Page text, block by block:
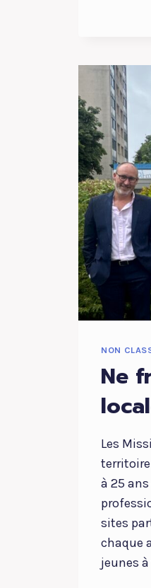
NON
Ne
Les
territoire
à 25
sites
chaque
jeunes